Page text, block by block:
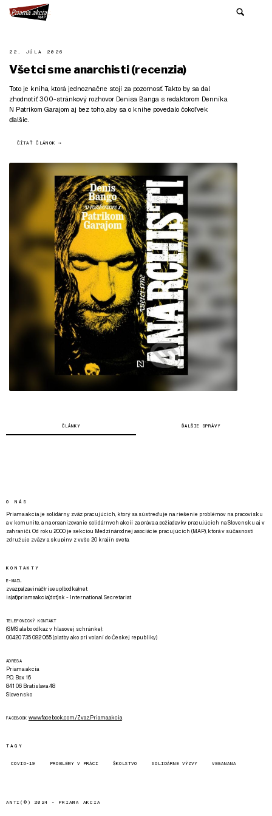
22. JÚLA 2026
Všetci sme anarchisti (recenzia)
Toto je kniha, ktorá jednoznačne stojí za pozornosť. Takto by sa dal
zhodnotiť 300-stránkový rozhovor Denisa Banga s redaktorom Denníka
N Patrikom Garajom aj bez toho, aby sa o knihe povedalo čokoľvek
ďalšie.
ČÍTAŤ ČLÁNOK →
ČLÁNKY ĎALŠIE SPRÁVY
O NÁS
Priama akcia je solidárny zväz pracujúcich, ktorý sa sústreďuje na riešenie problémov na pracovisku
a v komunite, a na organizovanie solidárnych akcií za práva a požiadavky pracujúcich na Slovensku aj v
zahraničí. Od roku 2000 je sekciou Medzinárodnej asociácie pracujúcich (MAP), ktorá v súčasnosti
združuje zväzy a skupiny z vyše 20 krajín sveta.
KONTAKTY
E-MAIL
zvazpa(zavináč)riseup(bodka)net
is(at)priamaakcia(dot)sk - International Secretariat
TELEFONICKÝ KONTAKT
(SMS alebo odkaz v hlasovej schránke):
00420 735 082 065 (platby ako pri volaní do Českej republiky)
ADRESA
Priama akcia
P.O. Box 16
841 06 Bratislava 48
Slovensko
FACEBOOK www.facebook.com/Zvaz.Priama.akcia
TAGY
COVID-19 PROBLÉMY V PRÁCI ŠKOLSTVO SOLIDÁRNE VÝZVY VEGANANA
ANTI(©) 2024 - PRIAMA AKCIA